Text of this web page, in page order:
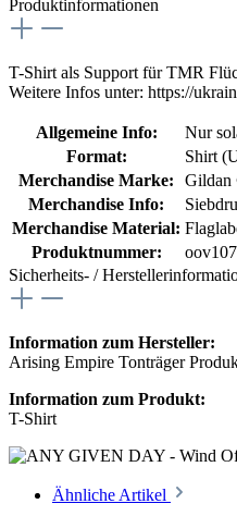
Produktinformationen
T-Shirt als Support für TMR
Weitere Infos unter: https://
Allgemeine Info:
Nur
Format:
Shirt
Merchandise Marke:
Merchandise Info:
Merchandise Material:
Produktnummer:
Sicherheits- /
Information zum Hersteller:
Arising Empire Tonträger
Information zum Produkt:
T-Shirt
Ähnliche Artikel